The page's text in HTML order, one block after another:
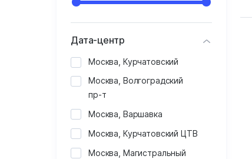
Дата-центр
Москва, Курчатовский
Москва, Волгоградский
пр-т
Москва, Варшавка
Москва, Курчатовский ЦТВ
Москва, Магистральный